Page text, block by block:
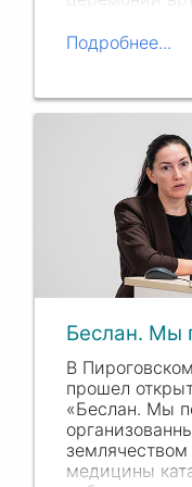
заслуженных
Федерации
организации…
Подробнее...
Беслан. Мы
В
прошел
«Беслан. Мы
медицины